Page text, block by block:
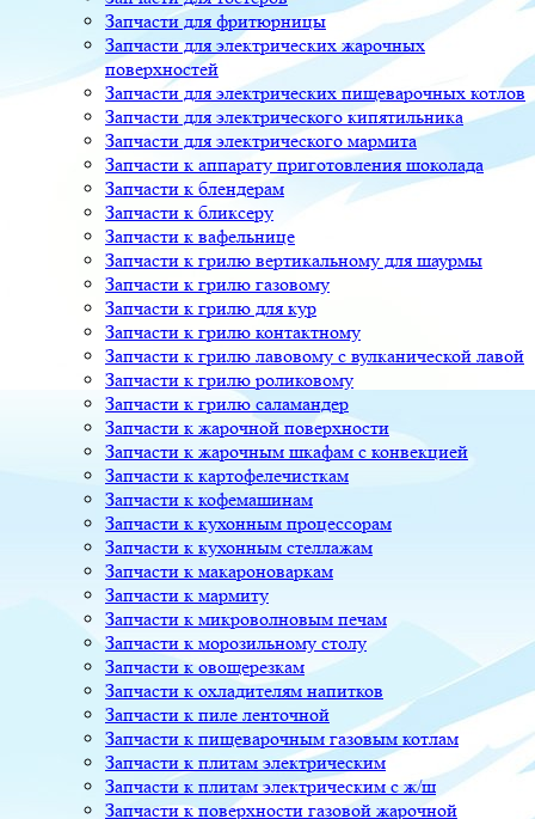
Запчасти для фритюрницы
Запчасти для электрических жарочных
поверхностей
Запчасти для электрических пищеварочных котлов
Запчасти для электрического кипятильника
Запчасти для электрического мармита
Запчасти к аппарату приготовления шоколада
Запчасти к блендерам
Запчасти к бликсеру
Запчасти к вафельнице
Запчасти к грилю вертикальному для шаурмы
Запчасти к грилю газовому
Запчасти к грилю для кур
Запчасти к грилю контактному
Запчасти к грилю лавовому с вулканической лавой
Запчасти к грилю роликовому
Запчасти к грилю саламандер
Запчасти к жарочной поверхности
Запчасти к жарочным шкафам с конвекцией
Запчасти к картофелечисткам
Запчасти к кофемашинам
Запчасти к кухонным процессорам
Запчасти к кухонным стеллажам
Запчасти к макароноваркам
Запчасти к мармиту
Запчасти к микроволновым печам
Запчасти к морозильному столу
Запчасти к овощерезкам
Запчасти к охладителям напитков
Запчасти к пиле ленточной
Запчасти к пищеварочным газовым котлам
Запчасти к плитам электрическим
Запчасти к плитам электрическим с ж/ш
Запчасти к поверхности газовой жарочной